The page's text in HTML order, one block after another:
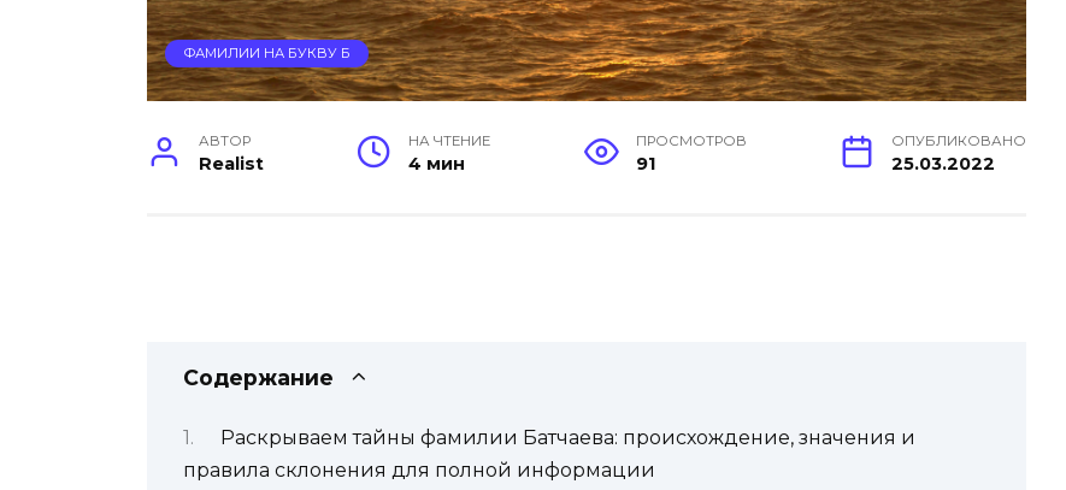
ФАМИЛИИ НА БУКВУ Б
АВТОР
Realist
НА ЧТЕНИЕ
4 мин
ПРОСМОТРОВ
91
ОПУБЛИКОВАНО
25.03.2022
Содержание
Раскрываем тайны фамилии Батчаева: происхождение, значения и
правила склонения для полной информации